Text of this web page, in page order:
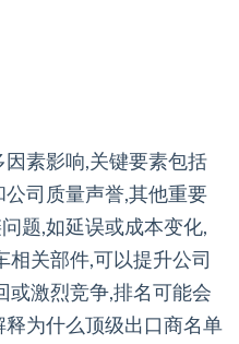
素影响,关键要素包括
司质量声誉,其他重要
题,如延误或成本变化,
相关部件,可以提升公司
或激烈竞争,排名可能会
为什么顶级出口商名单